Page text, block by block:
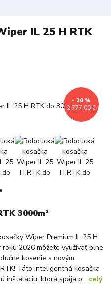
IL 25 H RTK
2 777,00 €
- 20 %
3000m²
Wiper Premium IL 25 H
roku 2026 môžete využívať plne
kosenie s novým
Táto inteligentná kosačka
inštaláciu, ktorá spája p... celý